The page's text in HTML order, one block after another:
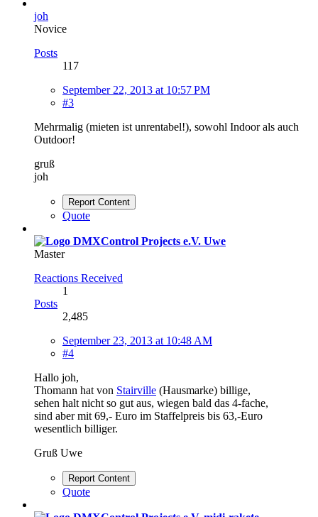
joh
Novice
Posts
117
September 22, 2013 at 10:57 PM
#3
Mehrmalig (mieten ist unrentabel!), sowohl Indoor als auch
Outdoor!
gruß
joh
Report Content
Quote
Uwe
Master
Reactions Received
1
Posts
2,485
September 23, 2013 at 10:48 AM
#4
Hallo joh,
Thomann hat von Stairville (Hausmarke) billige,
sehen halt nicht so gut aus, wiegen bald das 4-fache,
sind aber mit 69,- Euro im Staffelpreis bis 63,-Euro
wesentlich billiger.
Gruß Uwe
Report Content
Quote